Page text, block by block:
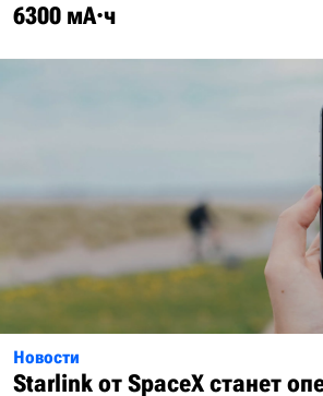
6300 мА·ч
Новости
Starlink от SpaceX станет